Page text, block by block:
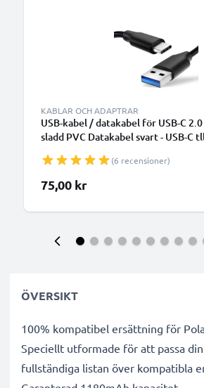
KABLAR OCH ADAPTRAR
USB-kabel / datakabel för USB-C
sladd PVC Datakabel svart - USB-C
(6 recensioner)
75,00 kr
ÖVERSIKT
100% kompatibel ersättning för
Speciellt utformade för att passa
fullständiga listan över kompatibla